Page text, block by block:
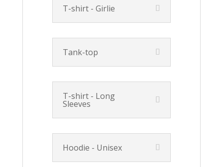
T-shirt - Girlie
Tank-top
T-shirt - Long
Sleeves
Hoodie - Unisex